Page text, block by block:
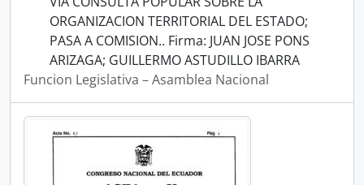
ORGANIZACION TERRITORIAL DEL ESTADO;
PASA A COMISION.. Firma: JUAN JOSE PONS
ARIZAGA; GUILLERMO ASTUDILLO IBARRA
Funcion Legislativa – Asamblea Nacional